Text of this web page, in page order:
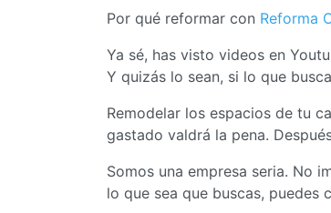
Por qué reformar con Reforma
Ya sé, has visto videos en
Y quizás lo sean, si lo que
Remodelar los espacios de tu
gastado valdrá la pena.
Somos una empresa seria. No
lo que sea que buscas, puedes